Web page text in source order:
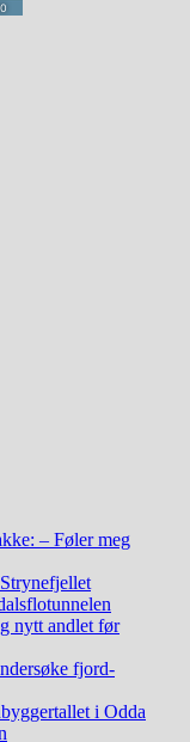
– Føler meg
nytt andlet før
fjord-
i Odda